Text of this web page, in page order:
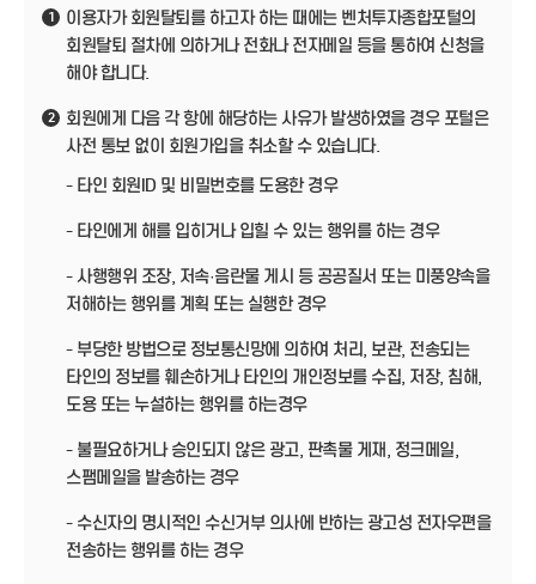
1
이용자가 회원탈퇴를 하고자 하는 때에는 벤처투자종합포털의
회원탈퇴 절차에 의하거나 전화나 전자메일 등을 통하여 신청을
해야 합니다.
2
회원에게 다음 각 항에 해당하는 사유가 발생하였을 경우 포털은
사전 통보 없이 회원가입을 취소할 수 있습니다.
- 타인 회원ID 및 비밀번호를 도용한 경우
- 타인에게 해를 입히거나 입힐 수 있는 행위를 하는 경우
- 사행행위 조장, 저속·음란물 게시 등 공공질서 또는 미풍양속을
저해하는 행위를 계획 또는 실행한 경우
- 부당한 방법으로 정보통신망에 의하여 처리, 보관, 전송되는
타인의 정보를 훼손하거나 타인의 개인정보를 수집, 저장, 침해,
도용 또는 누설하는 행위를 하는경우
- 불필요하거나 승인되지 않은 광고, 판촉물 게재, 정크메일,
스팸메일을 발송하는 경우
- 수신자의 명시적인 수신거부 의사에 반하는 광고성 전자우편을
전송하는 행위를 하는 경우